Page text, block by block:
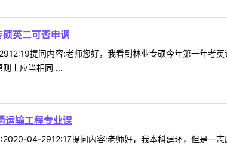
英二可否申调
提问内容:老师您好，我看到林业专硕今年第一年考
上应当相同 ...
运输工程专业课
04-2912:17提问内容:老师好，我本科建环，但是一